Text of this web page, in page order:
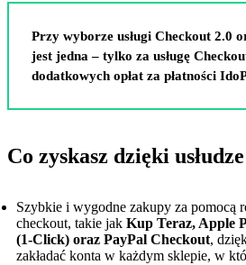
Przy wyborze usługi Checkout 2.0
jest jedna – tylko za usługę
dodatkowych opłat za płatności
Co zyskasz dzięki
Szybkie i wygodne zakupy za pomocą
checkout, takie jak Kup Teraz, Apple
(1-Click) oraz PayPal Checkout,
zakładać konta w każdym sklepie, w